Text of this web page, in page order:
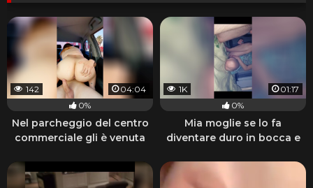
142
04:04
0%
Nel parcheggio del centro
commerciale gli è venuta
1K
01:17
0%
Mia moglie se lo fa
diventare duro in bocca e